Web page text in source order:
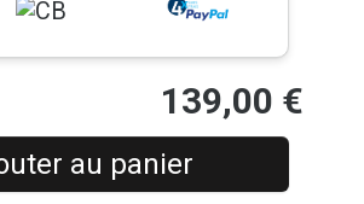
139,00 €
au panier